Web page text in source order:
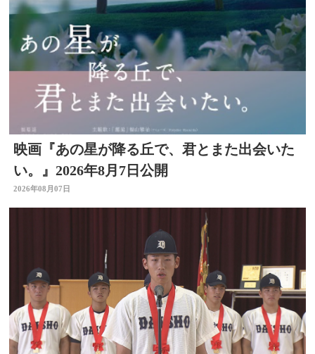
映画『あの星が降る丘で、君とまた出会いた
い。』2026年8月7日公開
2026年08月07日